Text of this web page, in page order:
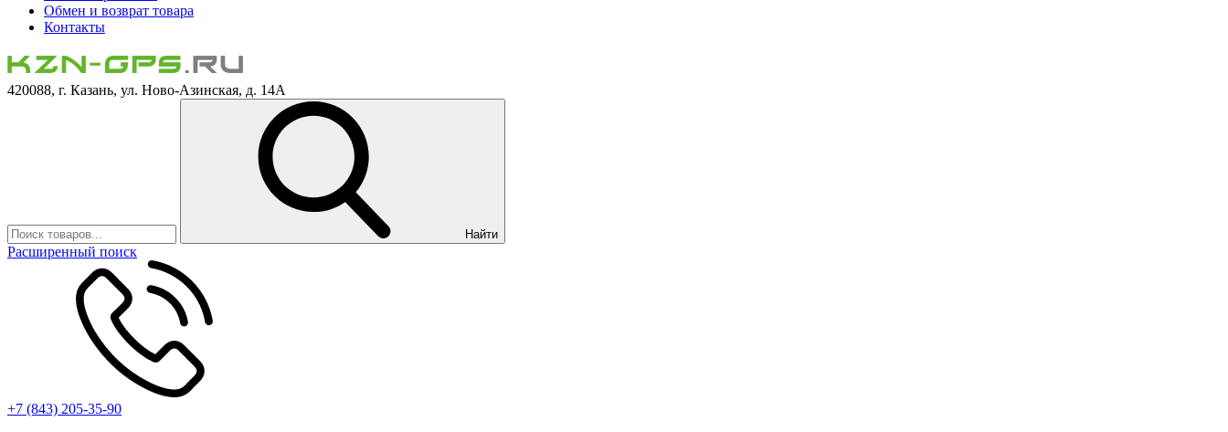
Обмен и возврат товара
Контакты
420088, г. Казань, ул. Ново-Азинская, д. 14А
Найти
Расширенный поиск
+7 (843) 205-35-90